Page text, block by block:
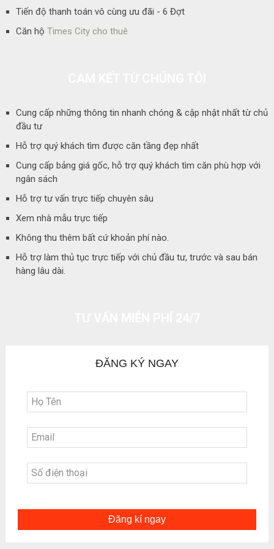
Tiến độ thanh toán vô cùng ưu đãi - 6 Đợt
Căn hộ Times City cho thuê
Cung cấp những thông tin nhanh chóng & cập nhật nhất từ chủ
đầu tư
Hỗ trợ quý khách tìm được căn tầng đẹp nhất
Cung cấp bảng giá gốc, hỗ trợ quý khách tìm căn phù hợp với
ngân sách
Hỗ trợ tư vấn trực tiếp chuyên sâu
Xem nhà mẫu trực tiếp
Không thu thêm bất cứ khoản phí nào.
Hỗ trợ làm thủ tục trực tiếp với chủ đầu tư, trước và sau bán
hàng lâu dài.
ĐĂNG KÝ NGAY
Đăng kí ngay